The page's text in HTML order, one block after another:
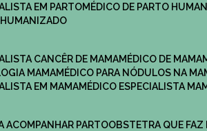
EM PARTO
MÉDICO DE PARTO
HUMANIZADO
CANCÊR DE MAMA
MÉDICO DE MAMA
MAMA
MÉDICO PARA NÓDULOS NA
EM MAMA
MÉDICO ESPECIALISTA
ACOMPANHAR PARTO
OBSTETRA QUE